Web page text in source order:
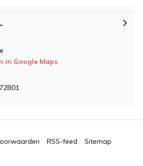
in Google Maps
RSS-feed Sitemap